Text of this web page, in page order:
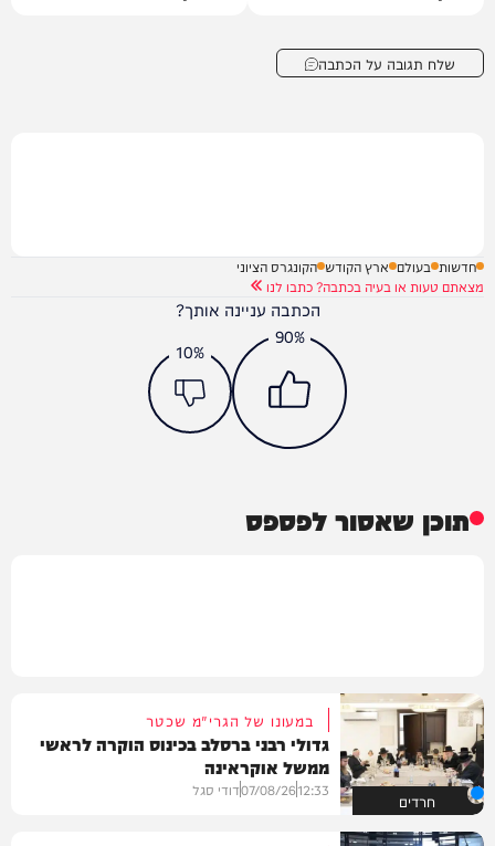
שלח תגובה על הכתבה
חדשות בעולם ארץ הקודש הקונגרס הציוני
מצאתם טעות או בעיה בכתבה? כתבו לנו
הכתבה עניינה אותך?
90%
10%
תוכן שאסור לפספס
חרדים
במעונו של הגרי"מ שכטר
גדולי רבני ברסלב בכינוס הוקרה לראשי
ממשל אוקראינה
12:33
07/08/26דודי סגל